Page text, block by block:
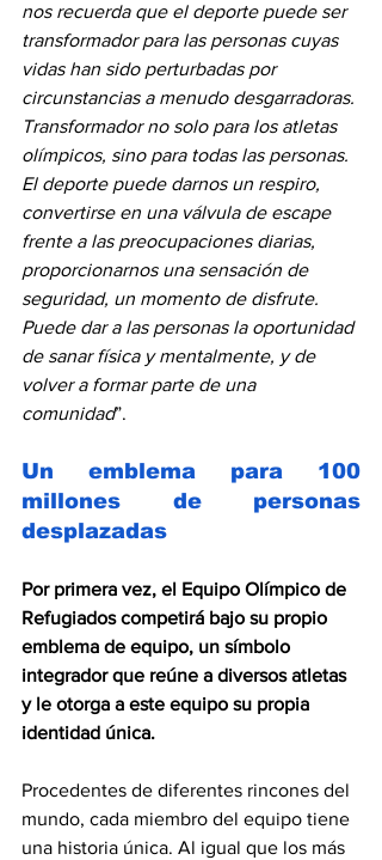
nos recuerda que el deporte puede ser
transformador para las personas cuyas
vidas han sido perturbadas por
circunstancias a menudo desgarradoras.
Transformador no solo para los atletas
olímpicos, sino para todas las personas.
El deporte puede darnos un respiro,
convertirse en una válvula de escape
frente a las preocupaciones diarias,
proporcionarnos una sensación de
seguridad, un momento de disfrute.
Puede dar a las personas la oportunidad
de sanar física y mentalmente, y de
volver a formar parte de una
comunidad”.
Un emblema para 100
millones de personas
desplazadas
Por primera vez, el Equipo Olímpico de
Refugiados competirá bajo su propio
emblema de equipo, un símbolo
integrador que reúne a diversos atletas
y le otorga a este equipo su propia
identidad única.
Procedentes de diferentes rincones del
mundo, cada miembro del equipo tiene
una historia única. Al igual que los más